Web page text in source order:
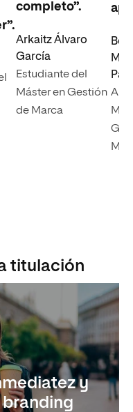
completo”.
Arkaitz Álvaro
García
Estudiante del
Máster en Gestión
de Marca
titulación
y